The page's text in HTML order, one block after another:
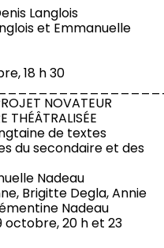
Langlois
et Emmanuelle
18 h 30
NOVATEUR
THÉÂTRALISÉE
de textes
du secondaire et des
Nadeau
Brigitte Degla, Annie
Nadeau
octobre, 20 h et 23